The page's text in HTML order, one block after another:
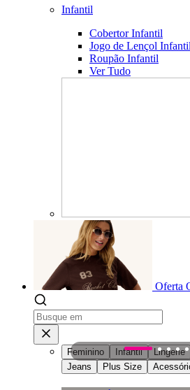
Infantil
Cobertor Infantil
Jogo de Lençol Infantil
Roupão Infantil
Ver Tudo
Oferta
Feminino Infantil Lingerie
Jeans
Plus Size
1 2 3 4 5